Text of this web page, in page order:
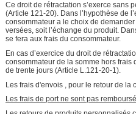
Ce droit de rétractation s’exerce sans
(Article 121-20). Dans l’hypothèse de
consommateur a le choix de
versées, soit l’échange du produit.
se fera aux frais du consommateur.
En cas d’exercice du droit de
consommateur de la somme hors
de trente jours (Article L.121-20-1).
Les frais d'envois , pour le retour de la
Les frais de port ne sont pas